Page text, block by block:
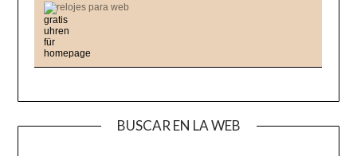
relojes para web
BUSCAR EN LA WEB